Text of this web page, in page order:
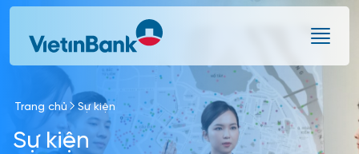
Skip to Main Content
Trang chủ Sự kiện
Sự kiện